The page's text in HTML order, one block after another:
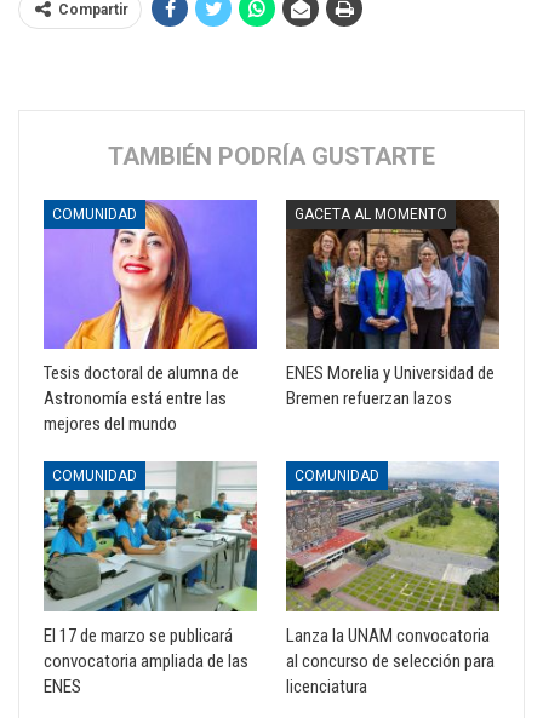
Compartir
TAMBIÉN PODRÍA GUSTARTE
COMUNIDAD
Tesis doctoral de alumna de
Astronomía está entre las
mejores del mundo
GACETA AL MOMENTO
ENES Morelia y Universidad de
Bremen refuerzan lazos
COMUNIDAD
El 17 de marzo se publicará
convocatoria ampliada de las
ENES
COMUNIDAD
Lanza la UNAM convocatoria
al concurso de selección para
licenciatura